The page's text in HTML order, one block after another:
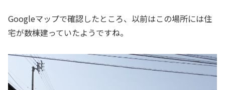
Googleマップで確認したところ、以前はこの場所には住
宅が数棟建っていたようですね。